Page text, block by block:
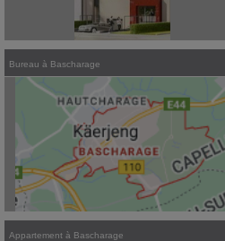
Bureau à Bascharage
Appartement à Bascharage